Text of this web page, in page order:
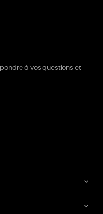
à vos questions et

